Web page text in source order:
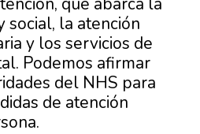
social, la atención
y los servicios de
Podemos afirmar
del NHS para
de atención